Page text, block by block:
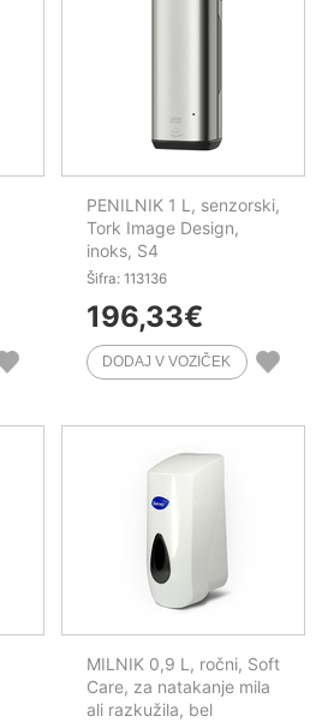
PENILNIK 1 L, senzorski,
Tork Image Design,
inoks, S4
Šifra: 113136
196,33€
MILNIK 0,9 L, ročni, Soft
Care, za natakanje mila
ali razkužila, bel